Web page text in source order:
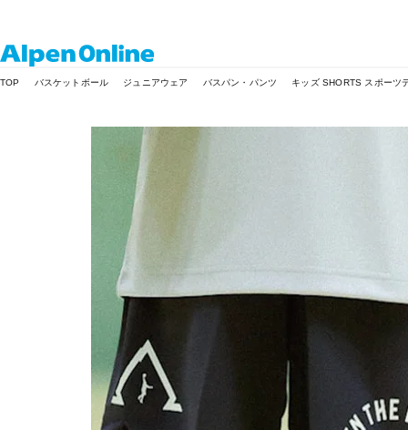
Online
TOP バスケットボール ジュニアウェア バスパン・パンツ キッズ SHORTS スポーツ